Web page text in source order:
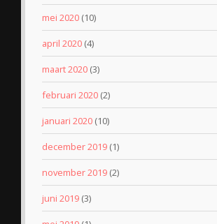
mei 2020 (10)
april 2020 (4)
maart 2020 (3)
februari 2020 (2)
januari 2020 (10)
december 2019 (1)
november 2019 (2)
juni 2019 (3)